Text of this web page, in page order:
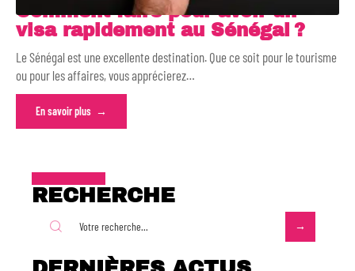
Comment faire pour avoir un
visa rapidement au Sénégal ?
Le Sénégal est une excellente destination. Que ce soit pour le tourisme
ou pour les affaires, vous apprécierez…
En savoir plus
RECHERCHE